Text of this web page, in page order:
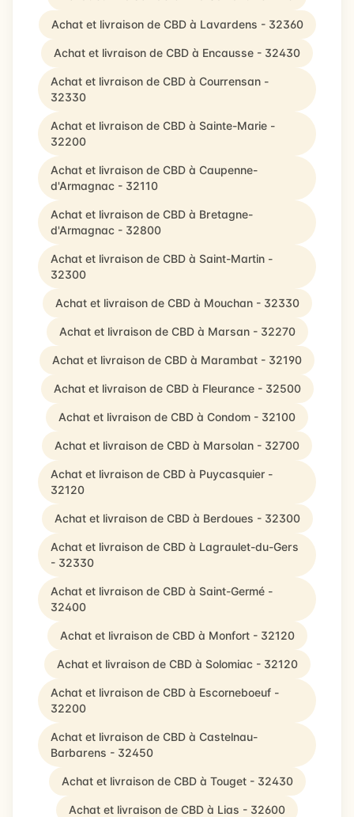
Achat et livraison de CBD à Lavardens - 32360
Achat et livraison de CBD à Encausse - 32430
Achat et livraison de CBD à Courrensan -
32330
Achat et livraison de CBD à Sainte-Marie -
32200
Achat et livraison de CBD à Caupenne-
d'Armagnac - 32110
Achat et livraison de CBD à Bretagne-
d'Armagnac - 32800
Achat et livraison de CBD à Saint-Martin -
32300
Achat et livraison de CBD à Mouchan - 32330
Achat et livraison de CBD à Marsan - 32270
Achat et livraison de CBD à Marambat - 32190
Achat et livraison de CBD à Fleurance - 32500
Achat et livraison de CBD à Condom - 32100
Achat et livraison de CBD à Marsolan - 32700
Achat et livraison de CBD à Puycasquier -
32120
Achat et livraison de CBD à Berdoues - 32300
Achat et livraison de CBD à Lagraulet-du-Gers
- 32330
Achat et livraison de CBD à Saint-Germé -
32400
Achat et livraison de CBD à Monfort - 32120
Achat et livraison de CBD à Solomiac - 32120
Achat et livraison de CBD à Escorneboeuf -
32200
Achat et livraison de CBD à Castelnau-
Barbarens - 32450
Achat et livraison de CBD à Touget - 32430
Achat et livraison de CBD à Lias - 32600